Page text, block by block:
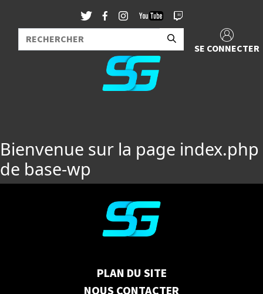
SE CONNECTER
Bienvenue sur la page index.php
de base-wp
PLAN DU SITE